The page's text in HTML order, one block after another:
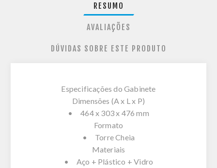
RESUMO
AVALIAÇÕES
DÚVIDAS SOBRE ESTE PRODUTO
Especificações do Gabinete
Dimensões (A x L x P)
• 464 x 303 x 476 mm
Formato
• Torre Cheia
Materiais
• Aço + Plástico + Vidro